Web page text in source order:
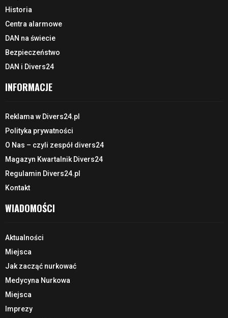
Historia
Centra alarmowe
DAN na świecie
Bezpieczeństwo
DAN i Divers24
INFORMACJE
Reklama w Divers24.pl
Polityka prywatności
O Nas – czyli zespół divers24
Magazyn Kwartalnik Divers24
Regulamin Divers24.pl
Kontakt
WIADOMOŚCI
Aktualności
Miejsca
Jak zacząć nurkować
Medycyna Nurkowa
Miejsca
Imprezy